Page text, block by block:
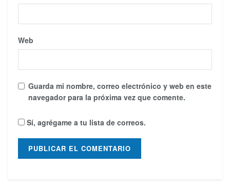
Web
Guarda mi nombre, correo electrónico y web en este
navegador para la próxima vez que comente.
Sí, agrégame a tu lista de correos.